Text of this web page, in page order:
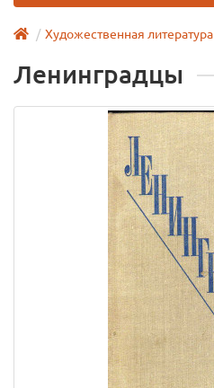
Художественная литература
Ленинградцы